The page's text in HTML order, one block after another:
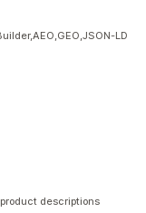
LD
descriptions